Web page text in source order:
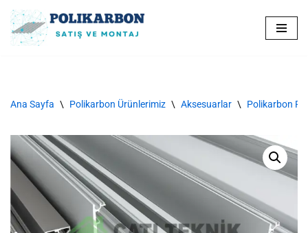
İçeriğe
Ana Sayfa \ Polikarbon Ürünlerimiz \ Aksesuarlar \ Polikarbon